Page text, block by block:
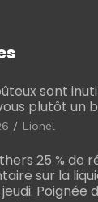
sont
plutôt un
Lionel
25 % de
sur la
Poignée